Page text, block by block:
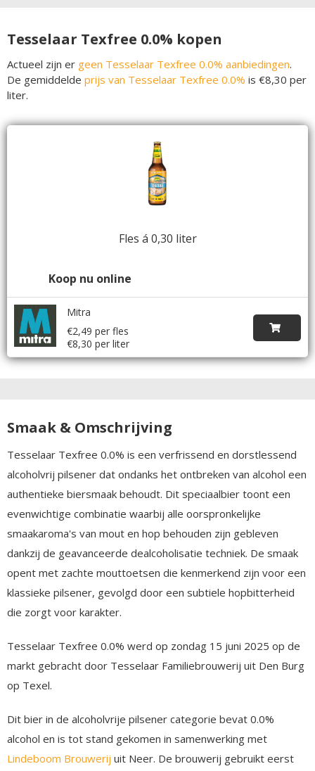
Tesselaar Texfree 0.0% kopen
Actueel zijn er geen Tesselaar Texfree 0.0% aanbiedingen.
De gemiddelde prijs van Tesselaar Texfree 0.0% is €8,30 per
liter.
Fles á 0,30 liter
Koop nu online
Mitra
€2,49 per fles
€8,30 per liter
Smaak & Omschrijving
Tesselaar Texfree 0.0% is een verfrissend en dorstlessend
alcoholvrij pilsener dat ondanks het ontbreken van alcohol een
authentieke biersmaak behoudt. Dit speciaalbier toont een
evenwichtige combinatie waarbij alle oorspronkelijke
smaakaroma's van mout en hop behouden zijn gebleven
dankzij de geavanceerde dealcoholisatie techniek. De smaak
opent met zachte mouttoetsen die kenmerkend zijn voor een
klassieke pilsener, gevolgd door een subtiele hopbitterheid
die zorgt voor karakter.
Tesselaar Texfree 0.0% werd op zondag 15 juni 2025 op de
markt gebracht door Tesselaar Familiebrouwerij uit Den Burg
op Texel.
Dit bier in de alcoholvrije pilsener categorie bevat 0.0%
alcohol en is tot stand gekomen in samenwerking met
Lindeboom Brouwerij uit Neer. De brouwerij gebruikt eerst